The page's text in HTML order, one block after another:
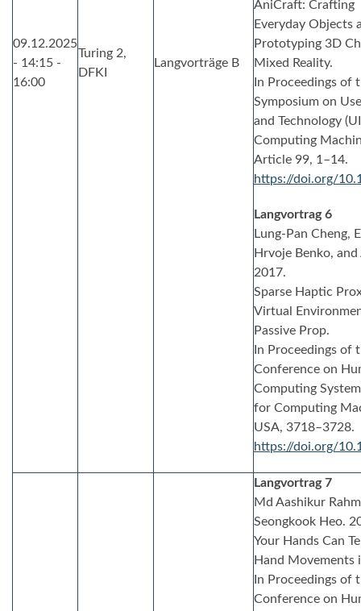
09.12.2025
- 14:15 -
16:00
Turing 2,
DFKI
Langvorträge B
AniCraft: Crafting
Everyday Objects
Prototyping 3D
Mixed Reality.
In Proceedings of
Symposium on
and Technology
Computing
Article 99, 1–14.
https://doi.org/
Langvortrag 6
Lung-Pan Cheng,
Hrvoje Benko,
2017.
Sparse Haptic
Virtual
Passive Prop.
In Proceedings of
Conference on
Computing
for Computing
USA, 3718–3728.
https://doi.org/
Langvortrag 7
Md Aashikur
Seongkook Heo.
Your Hands Can
Hand Movements
In Proceedings of
Conference on